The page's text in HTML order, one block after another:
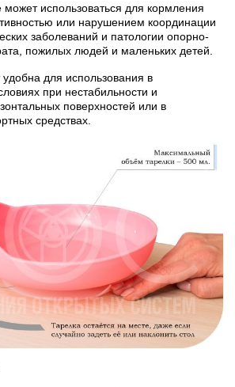
может использоваться для кормления
или нарушением координации
заболеваний и патологии опорно-
пожилых людей и маленьких детей.
для использования в
при нестабильности и
поверхностей или в
средствах.